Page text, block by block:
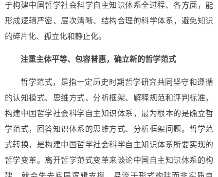
于构建中国哲学社会科学自主知识体系全过程、各方面，能
形成逻辑严密、层次清晰、结构合理的科学体系，避免知识
的碎片化、孤立化和静止化。
注重主体平等、包容普惠，确立新的哲学范式
哲学范式，是指一定历史时期哲学研究共同坚守和遵循
的认知模式、思维方式、分析框架、解释规范和评判标准。
构建中国哲学社会科学自主知识体系，最为根本的是确立哲
学范式，回答知识体系的思维方式、分析框架问题。哲学范
式转换，是构建中国哲学社会科学自主知识体系所要实现的
哲学变革。离开哲学范式变革来谈论中国自主知识体系的构